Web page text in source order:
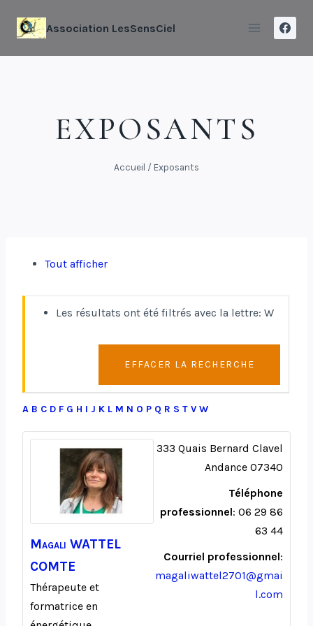
Association LesSensCiel
EXPOSANTS
Accueil / Exposants
Tout afficher
Les résultats ont été filtrés avec la lettre: W
EFFACER LA RECHERCHE
A B C D F G H I J K L M N O P Q R S T V W
Magali WATTEL
COMTE
Thérapeute et
formatrice en
333 Quais Bernard Clavel
Andance 07340
Téléphone
professionnel: 06 29 86
63 44
Courriel professionnel:
magaliwattel2701@gmai
l.com